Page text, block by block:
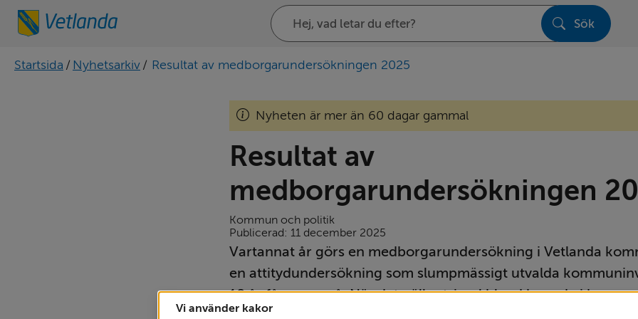
Vi använder kakor
Sök
på
webbplatsen
Sök
Startsida / Nyhetsarkiv / Resultat av medborgarundersökningen 2025
Nyheten är mer än 60 dagar gammal
Resultat av
medborgarundersökningen
Kommun och politik
Publicerad: 11 december 2025
Vartannat år görs en medborgarundersökning i Vetlanda
en attitydundersökning som slumpmässigt utvalda
18 år får svara på. När det gäller trivsel bland boende i